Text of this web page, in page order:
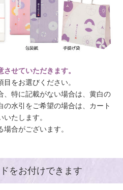
せていただきます。
をお選びください。
特に記載がない場合は、黄白の
水引をご希望の場合は、カート
たします。
合がございます。
をお付けできます